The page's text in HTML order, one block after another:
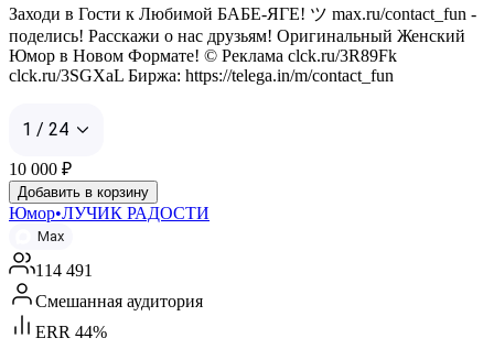
Заходи в Гости к Любимой БАБЕ-ЯГЕ! ツ max.ru/contact_fun -
поделись! Расскажи о нас друзьям! Оригинальный Женский
Юмор в Новом Формате! © Реклама clck.ru/3R89Fk
clck.ru/3SGXaL Биржа: https://telega.in/m/contact_fun
1 / 24
10 000 ₽
Добавить в корзину
Юмор•ЛУЧИК РАДОСТИ
Max
114 491
Смешанная аудитория
ERR 44%